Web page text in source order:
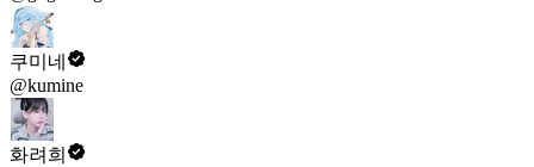
쿠미네
@kumine
화려희